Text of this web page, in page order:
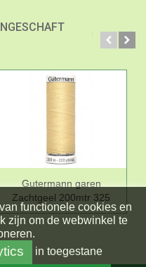
Gutermann garen
Zachtgeel 200mtr 325
functionele cookies en
zijn om de webwinkel te
in toegestane